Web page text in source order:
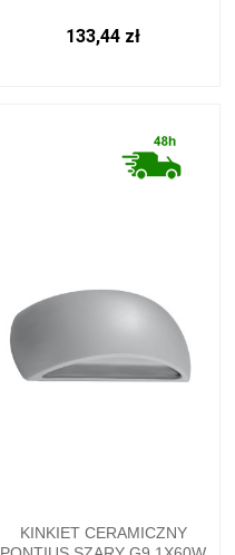
133,44 zł
KINKIET CERAMICZNY